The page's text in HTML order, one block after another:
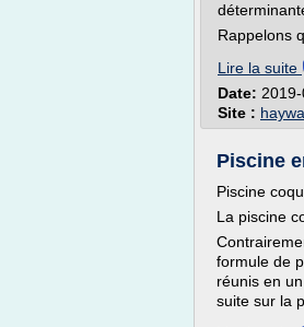
Rappelons
Lire la suite
Date:
Site :
Piscine
Piscine
La piscine
formule de
réunis en
suite sur la